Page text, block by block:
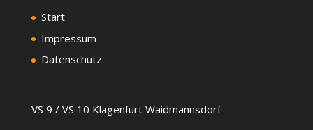
Start
Impressum
Datenschutz
VS 9 / VS 10 Klagenfurt Waidmannsdorf